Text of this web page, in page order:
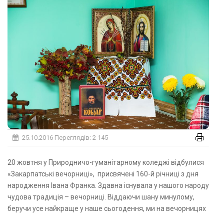
25.10.2016 Переглядів: 2 145
20 жовтня у Природничо-гуманітарному коледжі відбулися
«Закарпатські вечорниці», присвячені 160-й річниці з дня
народження Івана Франка. Здавна існувала у нашого народу
чудова традиція – вечорниці. Віддаючи шану минулому,
беручи усе найкраще у наше сьогодення, ми на вечорницях